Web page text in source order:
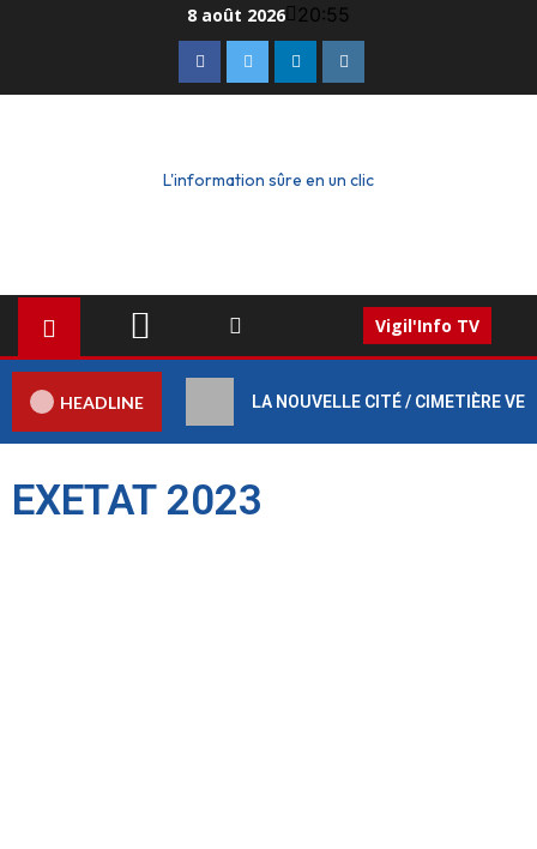
8 août 2026 20:55
L'information sûre en un clic
Vigil'Info TV
HEADLINE LA NOUVELLE CITÉ / CIMETIÈRE
EXETAT 2023